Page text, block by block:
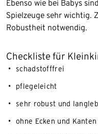
Ebenso wie bei Babys
Spielzeuge sehr wichtig.
Robustheit notwendig.
Checkliste für
schadstofffrei
pflegeleicht
sehr robust und
ohne Ecken und Kanten